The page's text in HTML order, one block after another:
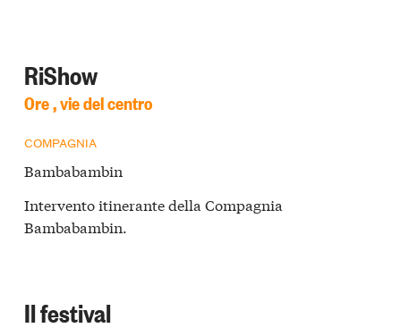
RiShow
Ore , vie del centro
COMPAGNIA
Bambabambin
Intervento itinerante della Compagnia
Bambabambin.
Il festival